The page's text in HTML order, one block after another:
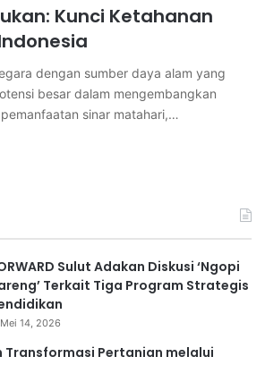
Kunci Ketahanan
dengan sumber daya alam yang
besar dalam mengembangkan
sinar matahari,…
Sulut Adakan Diskusi ‘Ngopi
Terkait Tiga Program Strategis
Mei 14, 2026
Transformasi Pertanian melalui